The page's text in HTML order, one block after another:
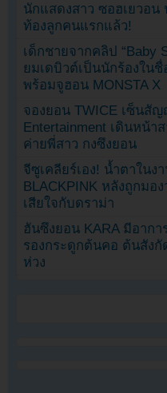
นักแสดงสาว ซอฮเยวอน
ท้องลูกคนแรกแล้ว!
เด็กชายจากคลิป “Baby
ยมเดบิวต์เป็นนักร้องในชื่
พร้อมจูฮอน MONSTA X
จองยอน TWICE เซ็นสั
Entertainment เดินหน้า
ค่ายพี่สาว กงซึงยอน
จีซูเคลียร์เอง! น้ำตาในง
BLACKPINK หลังถูกมอ
เสียใจกับดราม่า
ฮันซึงยอน KARA มีอาก
รองกระดูกต้นคอ ต้นสัง
ห่วง